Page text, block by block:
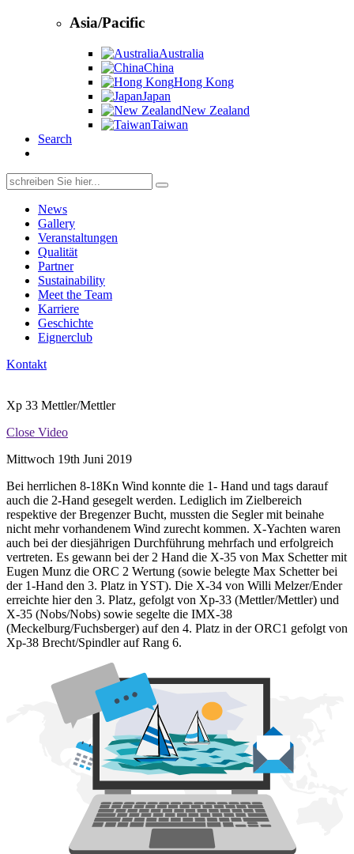
Asia/Pacific
Australia
China
Hong Kong
Japan
New Zealand
Taiwan
Search
Search
for:
News
Gallery
Veranstaltungen
Qualität
Partner
Sustainability
Meet the Team
Karriere
Geschichte
Eignerclub
Kontakt
Xp 33 Mettler/Mettler
Close Video
Mittwoch 19th Juni 2019
Bei herrlichen 8-18Kn Wind konnte die 1- Hand und tags darauf
auch die 2-Hand gesegelt werden. Lediglich im Zielbereich
respektive der Bregenzer Bucht, mussten die Segler mit beinahe
nicht mehr vorhandenem Wind zurecht kommen. X-Yachten waren
auch bei der diesjährigen Durchführung mehrfach und erfolgreich
vertreten. Es gewann bei der 2 Hand die X-35 von Max Schetter mit
Eugen Munz die ORC 2 Wertung (sowie belegte Max Schetter bei
der 1-Hand den 3. Platz in YST). Die X-34 von Willi Melzer/Ender
erreichte hier den 3. Platz, gefolgt von Xp-33 (Mettler/Mettler) und
X-35 (Nobs/Nobs) sowie segelte die IMX-38
(Meckelburg/Fuchsberger) auf den 4. Platz in der ORC1 gefolgt von
Xp-38 Brecht/Spindler auf Rang 6.